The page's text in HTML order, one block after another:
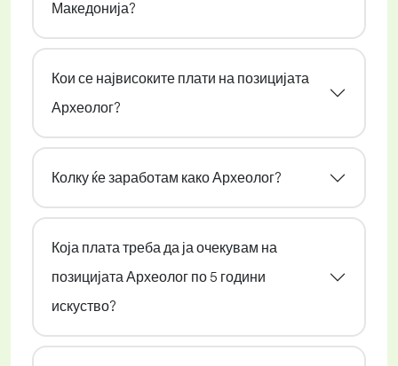
Македонија?
Кои се највисоките плати на позицијата
Археолог?
Колку ќе заработам како Археолог?
Која плата треба да ја очекувам на
позицијата Археолог по 5 години
искуство?